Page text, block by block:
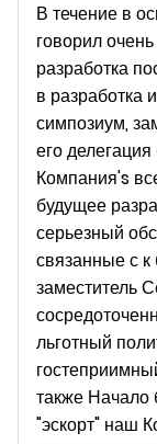
В течение в
говорил
разработка
в разработка
симпозиум,
его
Компания's
будущее
серьезный
связанные с к
заместитель
льготный
также Начало
"эскорт" наш